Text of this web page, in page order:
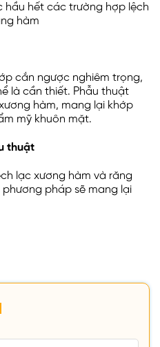
hầu hết các trường hợp lệch
hàm
cắn ngược nghiêm trọng,
là cần thiết. Phẫu thuật
hàm, mang lại khớp
mỹ khuôn mặt.
thuật
lạc xương hàm và răng
pháp sẽ mang lại